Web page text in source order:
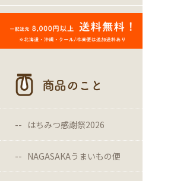
商品のこと
はちみつ感謝祭2026
NAGASAKAうまいもの便